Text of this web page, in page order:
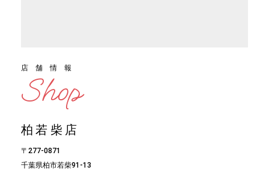
店舗情報
Shop
柏若柴店
〒277-0871
千葉県柏市若柴91-13